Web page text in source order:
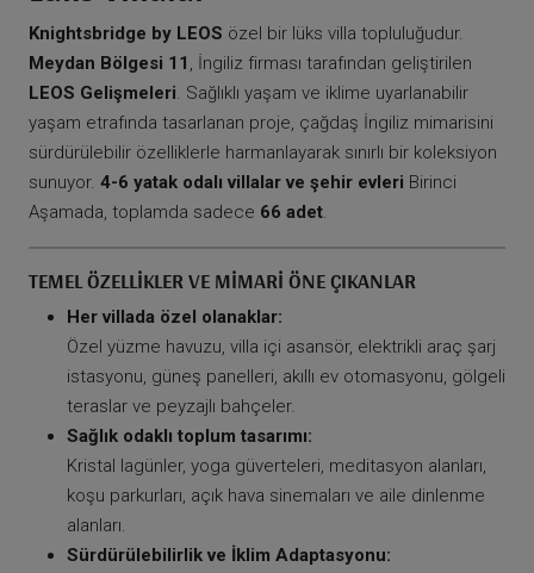
Knightsbridge by LEOS özel bir lüks villa topluluğudur.
Meydan Bölgesi 11 , İngiliz firması tarafından geliştirilen
LEOS Gelişmeleri. Sağlıklı yaşam ve iklime uyarlanabilir
yaşam etrafında tasarlanan proje, çağdaş İngiliz mimarisini
sürdürülebilir özelliklerle harmanlayarak sınırlı bir koleksiyon
sunuyor. 4-6 yatak odalı villalar ve şehir evleri Birinci
Aşamada, toplamda sadece 66 adet.
TEMEL ÖZELLIKLER VE MIMARI ÖNE ÇIKANLAR
Her villada özel olanaklar:
Özel yüzme havuzu, villa içi asansör, elektrikli araç şarj
istasyonu, güneş panelleri, akıllı ev otomasyonu, gölgeli
teraslar ve peyzajlı bahçeler.
Sağlık odaklı toplum tasarımı:
Kristal lagünler, yoga güverteleri, meditasyon alanları,
koşu parkurları, açık hava sinemaları ve aile dinlenme
alanları.
Sürdürülebilirlik ve İklim Adaptasyonu: